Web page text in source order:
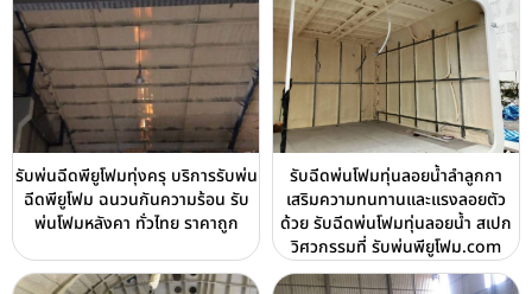
รับพ่นฉีดพียูโฟมทุ่งครุ บริการรับพ่น
ฉีดพียูโฟม ฉนวนกันความร้อน รับ
พ่นโฟมหลังคา ทั่วไทย ราคาถูก
รับฉีดพ่นโฟมทุ่นลอยน้ำลำลูกกา
เสริมความทนทานและแรงลอยตัว
ด้วย รับฉีดพ่นโฟมทุ่นลอยน้ำ สเปก
วิศวกรรมที่ รับพ่นพียูโฟม.com